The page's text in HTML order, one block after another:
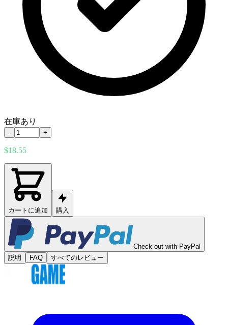
在庫あり
- +
$18.55
カートに追加 購入
Check out with PayPal
説明
FAQ すべてのレビュー